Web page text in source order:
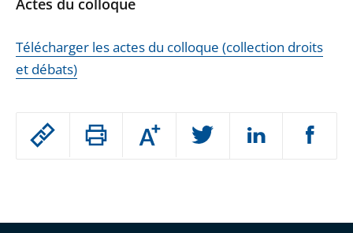
Passer
Augmenter
ou
Actes du colloque
Télécharger les actes du colloque (collection droits
et débats)